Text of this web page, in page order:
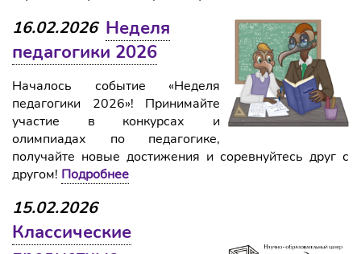
16.02.2026 Неделя
педагогики 2026
Началось событие «Неделя
педагогики 2026»! Принимайте
участие в конкурсах и
олимпиадах по педагогике,
получайте новые достижения и соревнуйтесь друг с
другом! Подробнее
15.02.2026
Классические